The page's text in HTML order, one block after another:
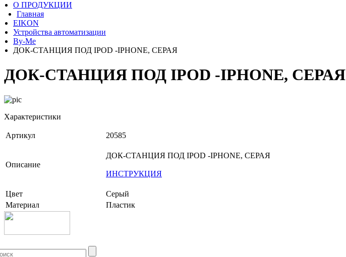
О ПРОДУКЦИИ
Главная
EIKON
Устройства автоматизации
By-Me
ДОК-СТАНЦИЯ ПОД IPOD -IPHONE, СЕРАЯ
ДОК-СТАНЦИЯ ПОД IPOD -IPHONE, СЕРАЯ
Характеристики
Артикул 20585
Описание
ДОК-СТАНЦИЯ ПОД IPOD -IPHONE, СЕРАЯ
ИНСТРУКЦИЯ
Цвет
Серый
Материал
Пластик